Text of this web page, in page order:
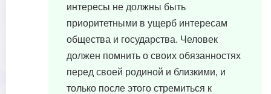
интересы не должны быть
приоритетными в ущерб интересам
общества и государства. Человек
должен помнить о своих обязанностях
перед своей родиной и близкими, и
только после этого стремиться к